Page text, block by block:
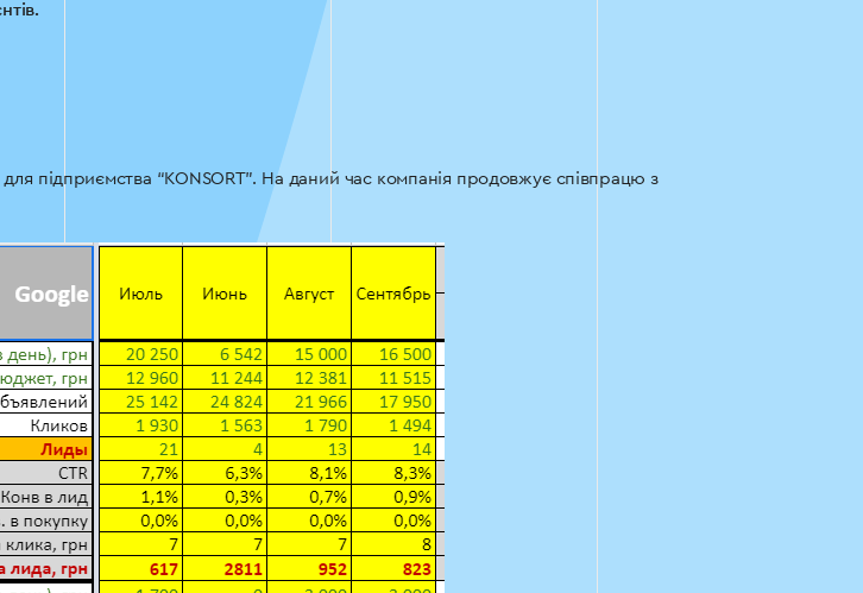
підприємства “KONSORT”. На даний час компанія продовжує співпрацю з